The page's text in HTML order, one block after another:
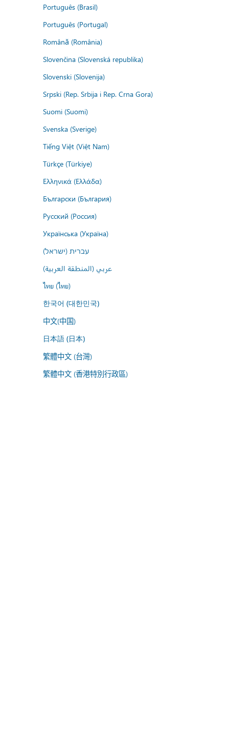
Português (Brasil)
Português (Portugal)
Română (România)
Slovenčina (Slovenská republika)
Slovenski (Slovenija)
Srpski (Rep. Srbija i Rep. Crna Gora)
Suomi (Suomi)
Svenska (Sverige)
Tiếng Việt (Việt Nam)
Türkçe (Türkiye)
Ελληνικά (Ελλάδα)
Български (България)
Русский (Россия)
Українська (Україна)
עברית (ישראל)
عربي (المنطقة العربية)
ไทย (ไทย)
한국어 (대한민국)
中文(中国)
日本語 (日本)
繁體中文 (台灣)
繁體中文 (香港特別行政區)